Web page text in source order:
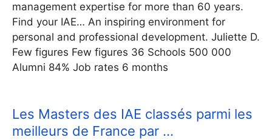
management expertise for more than 60 years.
Find your IAE… An inspiring environment for
personal and professional development. Juliette D.
Few figures Few figures 36 Schools 500 000
Alumni 84% Job rates 6 months
Les Masters des IAE classés parmi les
meilleurs de France par …